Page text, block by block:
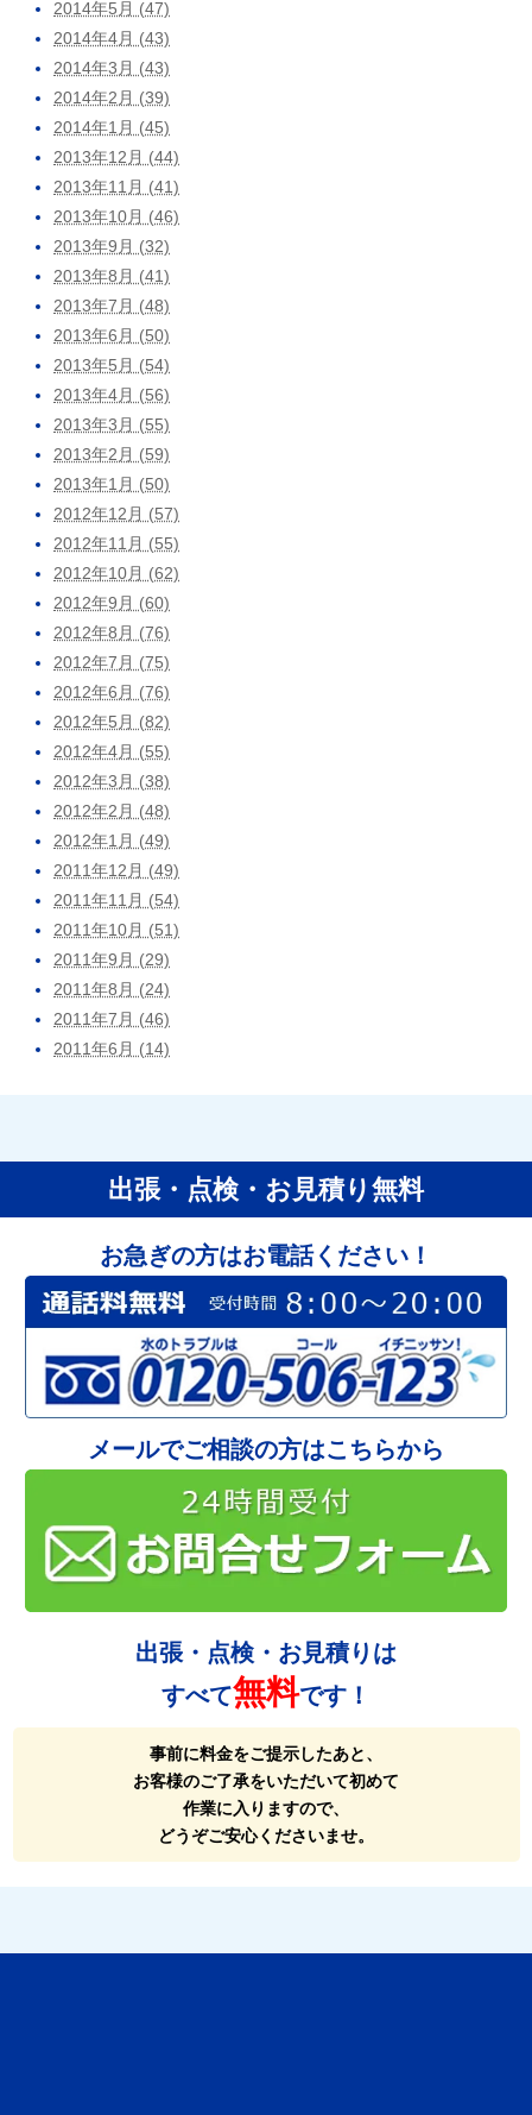
2014年5月 (47)
2014年4月 (43)
2014年3月 (43)
2014年2月 (39)
2014年1月 (45)
2013年12月 (44)
2013年11月 (41)
2013年10月 (46)
2013年9月 (32)
2013年8月 (41)
2013年7月 (48)
2013年6月 (50)
2013年5月 (54)
2013年4月 (56)
2013年3月 (55)
2013年2月 (59)
2013年1月 (50)
2012年12月 (57)
2012年11月 (55)
2012年10月 (62)
2012年9月 (60)
2012年8月 (76)
2012年7月 (75)
2012年6月 (76)
2012年5月 (82)
2012年4月 (55)
2012年3月 (38)
2012年2月 (48)
2012年1月 (49)
2011年12月 (49)
2011年11月 (54)
2011年10月 (51)
2011年9月 (29)
2011年8月 (24)
2011年7月 (46)
2011年6月 (14)
出張・点検・お見積り無料
お急ぎの方はお電話ください！
メールでご相談の方はこちらから
出張・点検・お見積りは
すべて無料です！
事前に料金をご提示したあと、
お客様のご了承をいただいて初めて
作業に入りますので、
どうぞご安心くださいませ。